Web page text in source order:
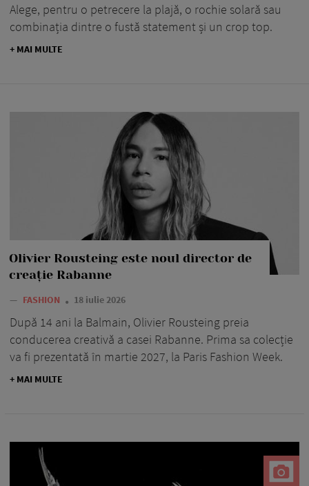
Alege, pentru o petrecere la plajă, o rochie solară sau
combinația dintre o fustă statement și un crop top.
+ MAI MULTE
Olivier Rousteing este noul director de
creație Rabanne
— FASHION 18 iulie 2026
După 14 ani la Balmain, Olivier Rousteing preia
conducerea creativă a casei Rabanne. Prima sa colecție
va fi prezentată în martie 2027, la Paris Fashion Week.
+ MAI MULTE